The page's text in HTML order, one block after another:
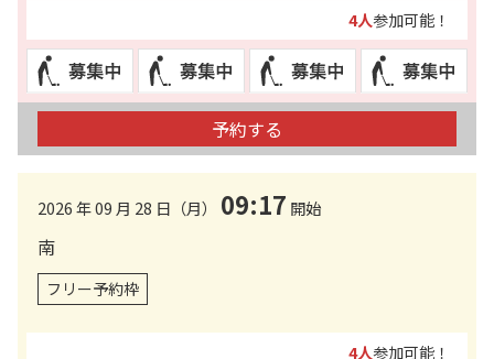
4人参加可能！
予約する
2026 年 09 月 28 日（月） 09:17 開始
南
フリー予約枠
4人参加可能！